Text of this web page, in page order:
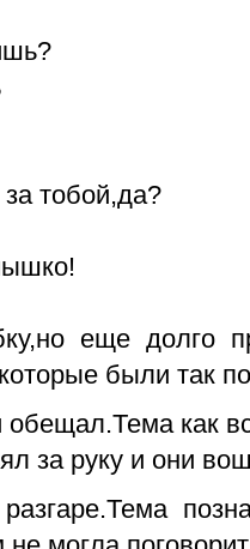
тобой,да?
еще долго
были так
обещал.Тема как
за руку и они